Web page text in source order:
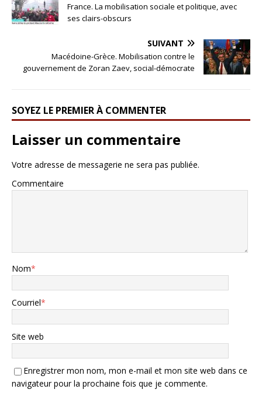
France. La mobilisation sociale et politique, avec
ses clairs-obscurs
SUIVANT
Macédoine-Grèce. Mobilisation contre le
gouvernement de Zoran Zaev, social-démocrate
SOYEZ LE PREMIER À COMMENTER
Laisser un commentaire
Votre adresse de messagerie ne sera pas publiée.
Commentaire
Nom*
Courriel*
Site web
Enregistrer mon nom, mon e-mail et mon site web dans ce
navigateur pour la prochaine fois que je commente.